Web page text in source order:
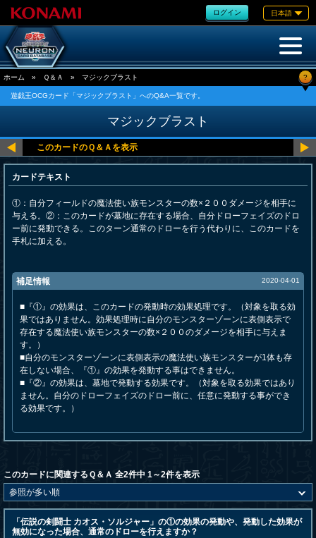
ログイン 日本語
ホーム » Ｑ＆Ａ » マジックブラスト ?
遊戯王OCGカード「マジックブラスト」へのQ&A一覧です。
マジックブラスト
カードテキスト
①：自分フィールドの魔法使い族モンスターの数×２００ダメージを相手に
与える。②：このカードが墓地に存在する場合、自分ドローフェイズのドロ
ー前に発動できる。このターン通常のドローを行う代わりに、このカードを
手札に加える。
補足情報 2020-04-01
■『①』の効果は、このカードの発動時の効果処理です。（対象を取る効
果ではありません。効果処理時に自分のモンスターゾーンに表側表示で
存在する魔法使い族モンスターの数×２００のダメージを相手に与えま
す。）
■自分のモンスターゾーンに表側表示の魔法使い族モンスターが1体も存
在しない場合、『①』の効果を発動する事はできません。
■『②』の効果は、墓地で発動する効果です。（対象を取る効果ではあり
ません。自分のドローフェイズのドロー前に、任意に発動する事ができ
る効果です。）
このカードに関連するＱ＆Ａ 全2件中 1～2件を表示
「伝説の剣闘士 カオス・ソルジャー」の①の効果の発動や、発動した効果が
無効になった場合、通常のドローを行えますか？